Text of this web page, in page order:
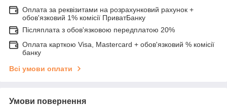
Оплата за реквізитами на розрахунковий рахунок +
обов'язковий 1% комісії ПриватБанку
Післяплата з обов'язковою передплатою 20%
Оплата карткою Visa, Mastercard + обов'язковий % комісії
банку
Всі умови оплати
Умови повернення